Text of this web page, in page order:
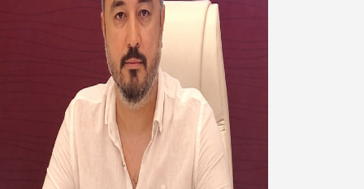
Oğuzbeyi’nden Balıkesirspor
yönetimine cevap : Herkes kendine
yakışanı yapar, buluttan nem
kapmayın!